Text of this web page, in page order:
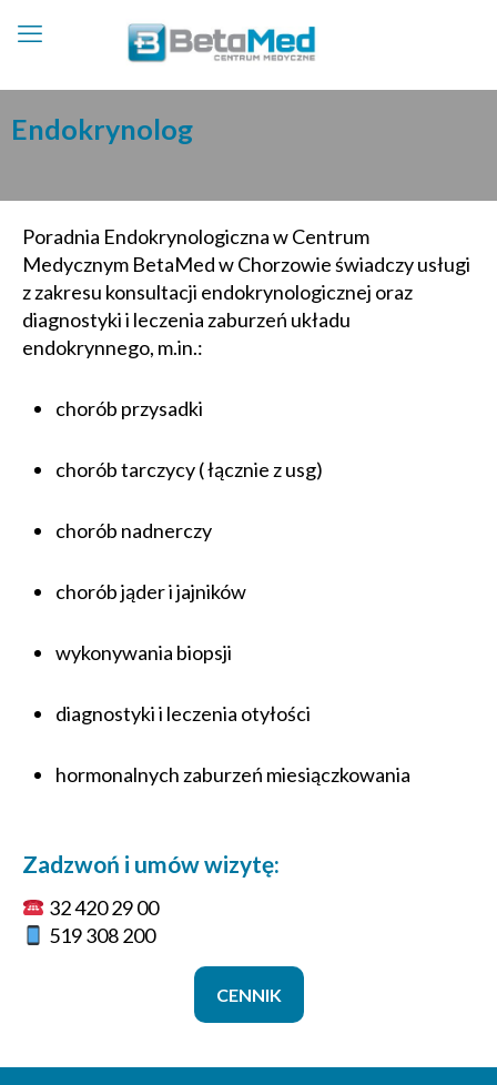
Endokrynolog
Poradnia Endokrynologiczna w Centrum
Medycznym BetaMed w Chorzowie świadczy usługi
z zakresu konsultacji endokrynologicznej oraz
diagnostyki i leczenia zaburzeń układu
endokrynnego, m.in.:
chorób przysadki
chorób tarczycy ( łącznie z usg)
chorób nadnerczy
chorób jąder i jajników
wykonywania biopsji
diagnostyki i leczenia otyłości
hormonalnych zaburzeń miesiączkowania
Zadzwoń i umów wizytę:
32 420 29 00
519 308 200
CENNIK